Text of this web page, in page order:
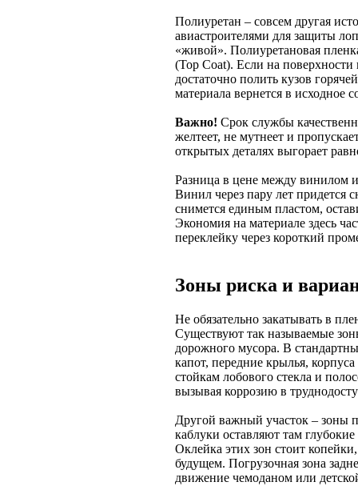
Полиуретан – совсем другая
авиастроителями для защиты
«живой». Полиуретановая
(Top Coat). Если на
достаточно полить кузов
материала вернется в исходное
Важно! Срок службы
желтеет, не мутнеет и
открытых деталях выгорает
Разница в цене между винилом
Винил через пару лет придется
снимется единым пластом,
Экономия на материале здесь
переклейку через короткий
Зоны риска и
Не обязательно закатывать в
Существуют так называемые
дорожного мусора. В
капот, передние крылья,
стойкам лобового стекла и
вызывая коррозию в
Другой важный участок – зоны
каблуки оставляют там
Оклейка этих зон стоит
будущем. Погрузочная зона
движение чемоданом или